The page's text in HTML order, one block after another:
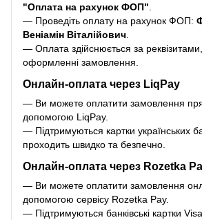
"Оплата на рахунок ФОП"
— Проведіть оплату на рахунок ФОП:
Веніамін Віталійович
— Оплата здійснюється за
оформленні замовлення.
Онлайн-оплата через LiqPay
— Ви можете оплатити замовлення
допомогою LiqPay.
— Підтримуються картки українських
проходить швидко та безпечно.
Онлайн-оплата через Rozetka
— Ви можете оплатити замовлення
допомогою сервісу Rozetka Pay.
— Підтримуються банківські картки